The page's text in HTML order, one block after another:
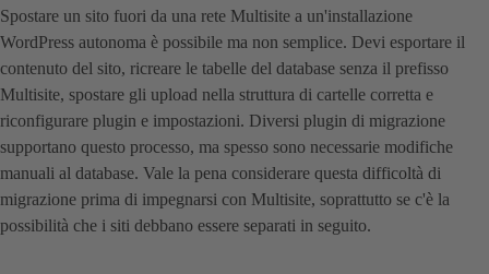
Spostare un sito fuori da una rete Multisite a un'installazione
WordPress autonoma è possibile ma non semplice. Devi esportare il
contenuto del sito, ricreare le tabelle del database senza il prefisso
Multisite, spostare gli upload nella struttura di cartelle corretta e
riconfigurare plugin e impostazioni. Diversi plugin di migrazione
supportano questo processo, ma spesso sono necessarie modifiche
manuali al database. Vale la pena considerare questa difficoltà di
migrazione prima di impegnarsi con Multisite, soprattutto se c'è la
possibilità che i siti debbano essere separati in seguito.